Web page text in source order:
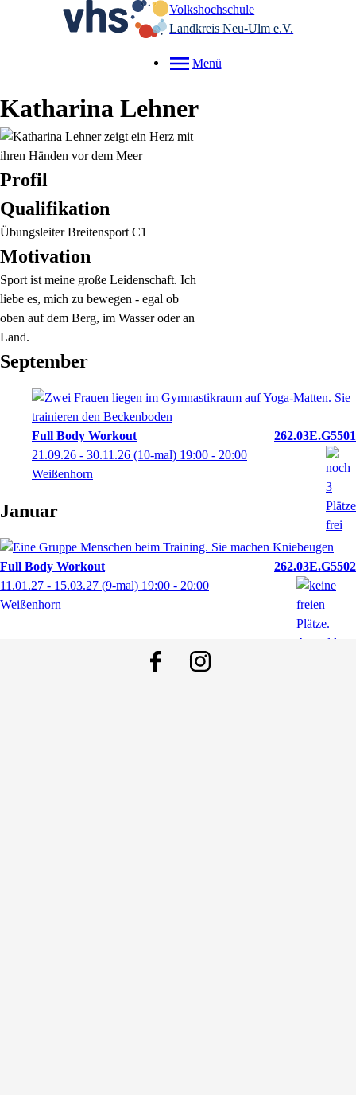
Volkshochschule
Landkreis Neu-Ulm e.V.
Menü
Katharina Lehner
Profil
Qualifikation
Übungsleiter Breitensport C1
Motivation
Sport ist meine große Leidenschaft. Ich
liebe es, mich zu bewegen - egal ob
oben auf dem Berg, im Wasser oder an
Land.
September
Full Body Workout
262.03E.G5501
21.09.26 - 30.11.26 (10-mal) 19:00 - 20:00
Weißenhorn
Januar
Full Body Workout
262.03E.G5502
11.01.27 - 15.03.27 (9-mal) 19:00 - 20:00
Weißenhorn